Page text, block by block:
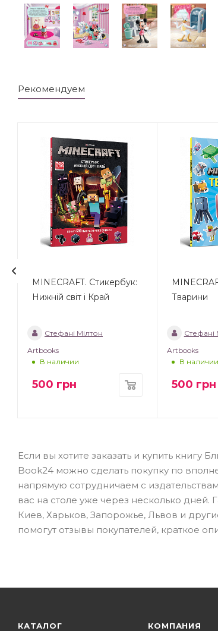
Рекомендуем
MINECRAFT. Стикербук:
Нижній світ і Край
Стефані Мілтон
Artbooks
В наличии
500 грн
Тварини
Стефані
Artbooks
В наличии
500 грн
Если вы хотите заказать и купить книгу
Book24 можно сделать покупку по
напрямую сотрудничаем с
вас на столе уже через несколько дней.
Киев, Харьков, Запорожье, Львов и
помогут отзывы покупателей, краткое
КАТАЛОГ КОМПАНИЯ